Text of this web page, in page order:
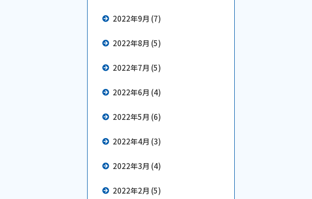
2022年9月 (7)
2022年8月 (5)
2022年7月 (5)
2022年6月 (4)
2022年5月 (6)
2022年4月 (3)
2022年3月 (4)
2022年2月 (5)